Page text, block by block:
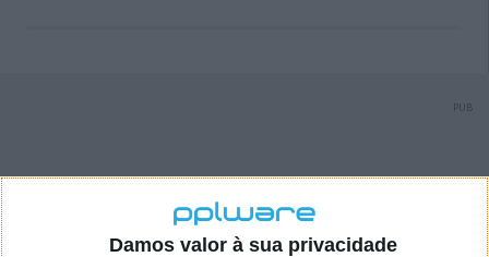
Damos valor à sua privacidade
PUB